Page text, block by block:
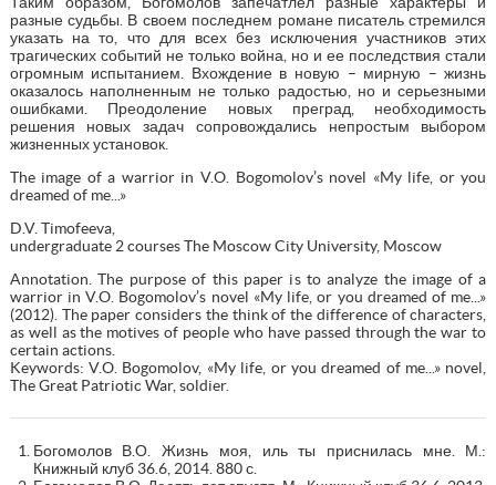
разные судьбы. В своем последнем романе писатель стремился
указать на то, что для всех без исключения участников этих
трагических событий не только война, но и ее последствия стали
огромным испытанием. Вхождение в новую – мирную – жизнь
оказалось наполненным не только радостью, но и серьезными
ошибками. Преодоление новых преград, необходимость
решения новых задач сопровождались непростым выбором
жизненных установок.
The image of a warrior in V.O. Bogomolov’s novel «My life, or you
dreamed of me...»
D.V. Timofeeva,
undergraduate 2 courses The Moscow City University, Moscow
Annotation. The purpose of this paper is to analyze the image of a
warrior in V.O. Bogomolov’s novel «My life, or you dreamed of me...»
(2012). The paper considers the think of the difference of characters,
as well as the motives of people who have passed through the war to
certain actions.
Keywords: V.O. Bogomolov, «My life, or you dreamed of me...» novel,
The Great Patriotic War, soldier.
Богомолов В.О. Жизнь моя, иль ты приснилась мне. М.:
Книжный клуб 36.6, 2014. 880 с.